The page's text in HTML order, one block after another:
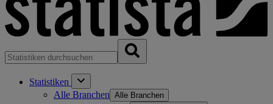
Statistiken
Alle Branchen Alle Branchen